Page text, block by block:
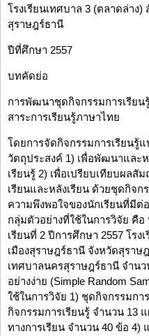
โรงเรียนเทศบาล 3 (ตลาดล่าง
สุราษฎร์ธานี
ปีที่ศึกษา 2557
บทคัดย่อ
การพัฒนาชุดกิจกรรมการเรียน
สาระการเรียนรู้ภาษาไทย
โดยการจัดกิจกรรมการเรียน
วัตถุประสงค์ 1) เพื่อพัฒนาและ
เรียนรู้ 2) เพื่อเปรียบเทียบผลสั
เรียนและหลังเรียน ด้วยชุดกิจก
ความพึงพอใจของนักเรียนที่มีต่
กลุ่มตัวอย่างที่ใช้ในการวิจัย คื
เรียนที่ 2 ปีการศึกษา 2557 โรง
เมืองสุราษฎร์ธานี จังหวัดสุรา
เทศบาลนครสุราษฎร์ธานี จำน
อย่างง่าย (Simple Random
ใช้ในการวิจัย 1) ชุดกิจกรรมก
กิจกรรมการเรียนรู้ จำนวน
ทางการเรียน จำนวน 40 ข้อ